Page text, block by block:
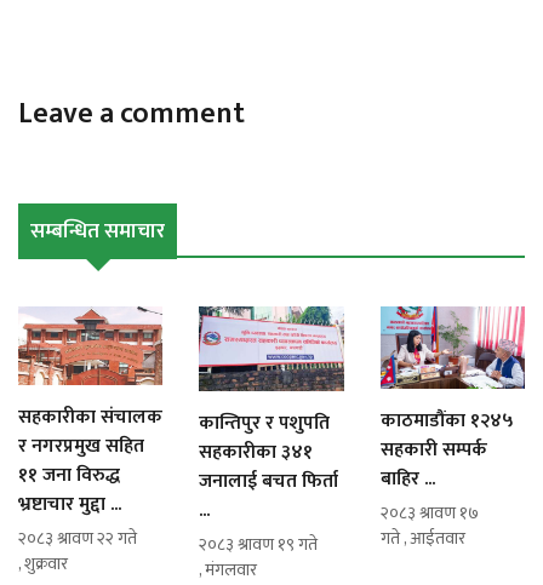
Leave a comment
सम्बन्धित समाचार
सहकारीका संचालक
र नगरप्रमुख सहित
११ जना विरुद्ध
भ्रष्टाचार मुद्दा ...
२०८३ श्रावण २२ गते
, शुक्रवार
कान्तिपुर र पशुपति
सहकारीका ३४१
जनालाई बचत फिर्ता
...
२०८३ श्रावण १९ गते
, मंगलवार
काठमाडौंका १२४५
सहकारी सम्पर्क
बाहिर ...
२०८३ श्रावण १७
गते , आईतवार